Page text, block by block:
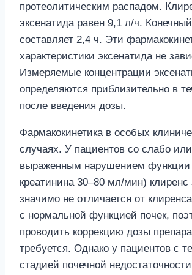
протеолитическим распадом.
эксенатида равен 9,1 л/ч.
составляет 2,4 ч. Эти
характеристики эксенатида не
Измеряемые концентрации
определяются приблизительно в
после введения дозы.
Фармакокинетика в особых
случаях. У пациентов со слабо
выраженным нарушением функции
креатинина 30–80 мл/мин) клиренс
значимо не отличается от
с нормальной функцией почек,
проводить коррекцию дозы
требуется. Однако у пациентов с
стадией почечной